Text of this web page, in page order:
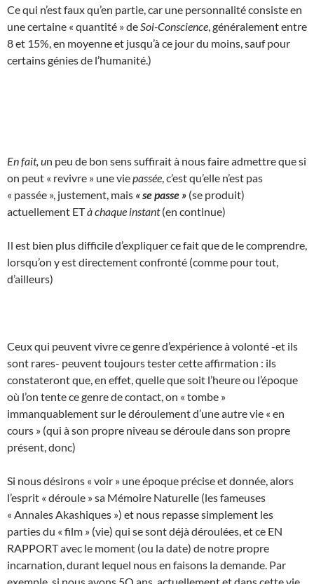
Ce qui n’est faux qu’en partie, car une personnalité consiste en
une certaine « quantité » de Soi-Conscience , généralement entre
8 et 15%, en moyenne et jusqu’à ce jour du moins, sauf pour
certains génies de l’humanité.)
En fait, un peu de bon sens suffirait à nous faire admettre que si
on peut « revivre » une viepassée , c’est qu’elle n’est pas
« passée », justement, mais « se passe » (se produit)
actuellement ETà chaque instant(en continue)
Il est bien plus difficile d’expliquer ce fait que de le comprendre,
lorsqu’on y est directement confronté (comme pour tout,
d’ailleurs)
Ceux qui peuvent vivre ce genre d’expérience à volonté -et ils
sont rares- peuvent toujours tester cette affirmation : ils
constateront que, en effet, quelle que soit l’heure ou l’époque
où l’on tente ce genre de contact, on « tombe »
immanquablement sur le déroulement d’une autre vie « en
cours » (qui à son propre niveau se déroule dans son propre
présent, donc)
Si nous désirons « voir » une époque précise et donnée, alors
l’esprit « déroule » sa Mémoire Naturelle (les fameuses
« Annales Akashiques ») et nous repasse simplement les
parties du « film » (vie) qui se sont déjà déroulées, et ce EN
RAPPORT avec le moment (ou la date) de notre propre
incarnation, durant lequel nous en faisons la demande. Par
exemple, si nous avons 5O ans, actuellement et dans cette vie,